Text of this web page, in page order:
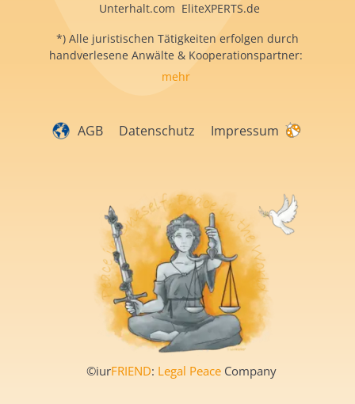
Unterhalt.com EliteXPERTS.de
*) Alle juristischen Tätigkeiten erfolgen durch
handverlesene Anwälte & Kooperationspartner:
mehr
AGB Datenschutz Impressum
©iurFRIEND: Legal Peace Company